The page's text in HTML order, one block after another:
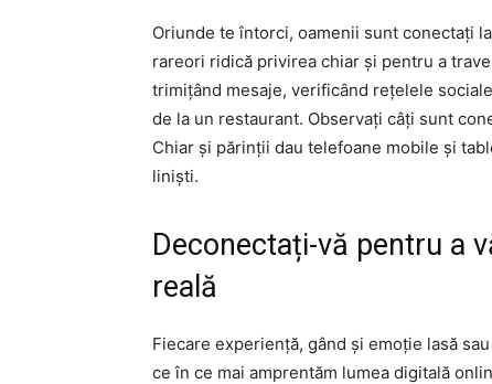
Oriunde te întorci, oamenii sunt conectați
rareori ridică privirea chiar și pentru a
trimițând mesaje, verificând rețelele
de la un restaurant. Observați câți sunt
Chiar și părinții dau telefoane mobile și
liniști.
Deconectați-vă pentru a
reală
Fiecare experiență, gând și emoție lasă
ce în ce mai amprentăm lumea digitală